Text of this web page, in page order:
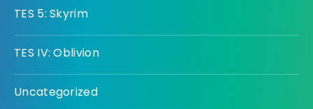
TES 5: Skyrim
TES IV: Oblivion
Uncategorized